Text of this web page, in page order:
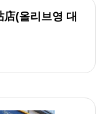
(올리브영 대